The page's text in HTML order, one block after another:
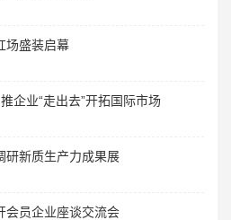
场盛装启幕
企业“走出去”开拓国际市场
研新质生产力成果展
会员企业座谈交流会